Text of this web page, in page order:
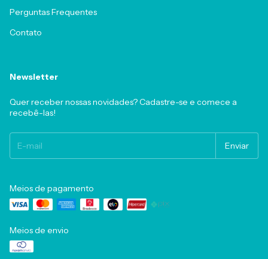
Perguntas Frequentes
Contato
Newsletter
Quer receber nossas novidades? Cadastre-se e comece a
recebê-las!
Meios de pagamento
Meios de envio